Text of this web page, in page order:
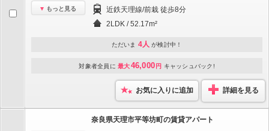
もっと見る
近鉄天理線/前栽 徒歩8分
2LDK / 52.17m²
ただいま 4人 が検討中！
対象者全員に 最大46,000 円 キャッシュバック!
お気に入りに追加 詳細を見る
奈良県天理市平等坊町の賃貸アパート